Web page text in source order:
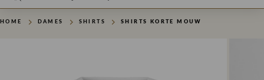
HOME DAMES SHIRTS SHIRTS KORTE MOUW